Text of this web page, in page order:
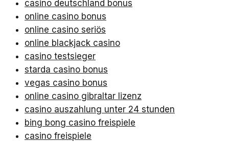
casino deutschland bonus
online casino bonus
online casino seriös
online blackjack casino
casino testsieger
starda casino bonus
vegas casino bonus
online casino gibraltar lizenz
casino auszahlung unter 24 stunden
bing bong casino freispiele
casino freispiele